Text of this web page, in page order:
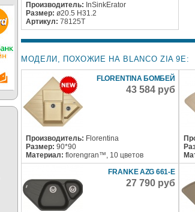
Производитель: InSinkErator
Размер: ø20.5 H31.2
Артикул: 78125T
МОДЕЛИ, ПОХОЖИЕ НА BLANCO ZIA 9E:
FLORENTINA БОМБЕЙ
43 584 руб
Производитель: Florentina
Размер: 90*90
Материал: florengran™, 10 цветов
FRANKE AZG 661-Е
27 790 руб